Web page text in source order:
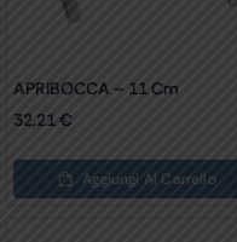
APRIBOCCA – 11 Cm
32,21€
Aggiungi Al Carrello